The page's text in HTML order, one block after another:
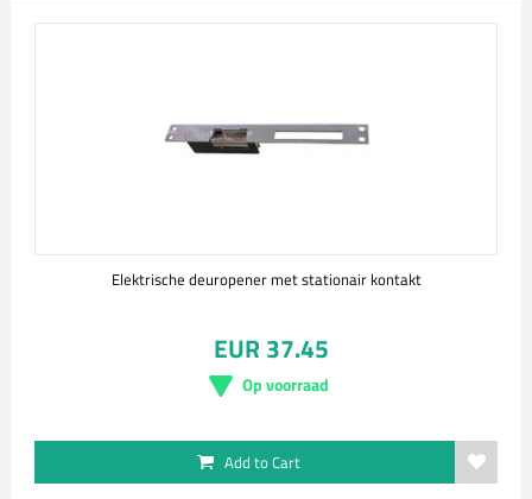
Elektrische deuropener met stationair kontakt
EUR 37.45
Op voorraad
Add to Cart